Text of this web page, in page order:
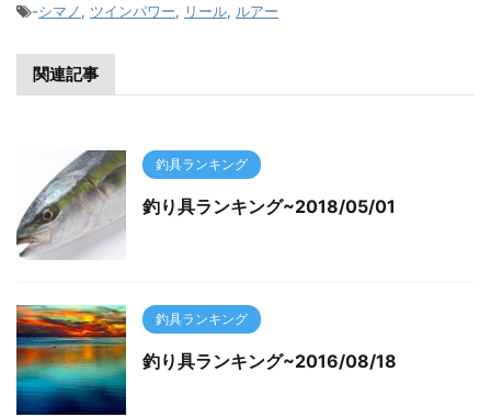
-シマノ, ツインパワー, リール, ルアー
関連記事
釣具ランキング
釣り具ランキング~2018/05/01
釣具ランキング
釣り具ランキング~2016/08/18